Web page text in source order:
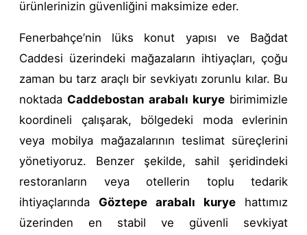
ürünlerinizin güvenliğini maksimize eder.
Fenerbahçe’nin lüks konut yapısı ve Bağdat
Caddesi üzerindeki mağazaların ihtiyaçları, çoğu
zaman bu tarz araçlı bir sevkiyatı zorunlu kılar. Bu
noktada Caddebostan arabalı kuryebirimimizle
koordineli çalışarak, bölgedeki moda evlerinin
veya mobilya mağazalarının teslimat süreçlerini
yönetiyoruz. Benzer şekilde, sahil şeridindeki
restoranların veya otellerin toplu tedarik
ihtiyaçlarında Göztepe arabalı kurye hattımız
üzerinden en stabil ve güvenli sevkiyat